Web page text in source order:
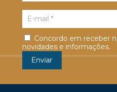
Concordo em receber
novidades e informações.